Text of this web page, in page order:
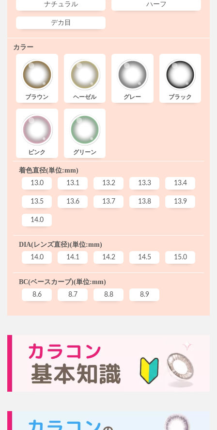
ナチュラル ハーフ
デカ目
カラー
ブラウン ヘーゼル グレー ブラック
ピンク グリーン
着色直径(単位:mm)
13.0 13.1 13.2 13.3 13.4
13.5 13.6 13.7 13.8 13.9
14.0
DIA(レンズ直径)(単位:mm)
14.0 14.1 14.2 14.5 15.0
BC(ベースカーブ)(単位:mm)
8.6 8.7 8.8 8.9